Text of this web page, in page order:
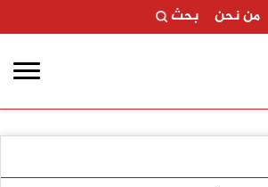
من نحن بحث